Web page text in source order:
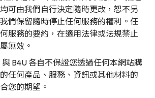
可由我們自行決定隨時更改，恕不另
們保留隨時停止任何服務的權利。任
服務的要約，在適用法律或法規禁止
無效。
與 B4U 各自不保證您透過任何本網站購
任何產品、服務、資訊或其他材料的
您的期望。